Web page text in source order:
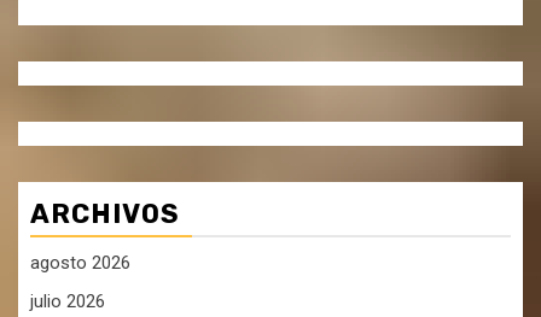
ARCHIVOS
agosto 2026
julio 2026